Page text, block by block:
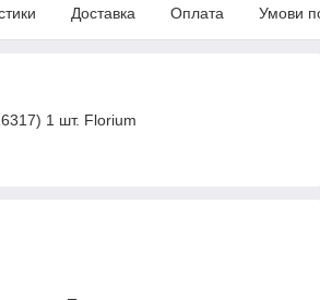
Доставка Оплата Умови
1 шт. Florium